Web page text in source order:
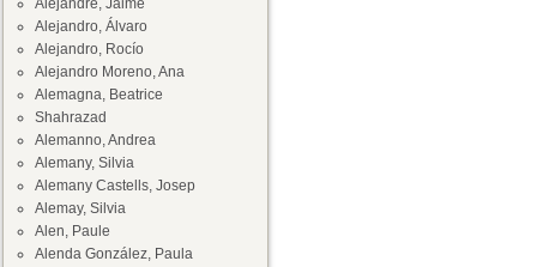
Alejandre, Jaime
Alejandro, Álvaro
Alejandro, Rocío
Alejandro Moreno, Ana
Alemagna, Beatrice
Shahrazad
Alemanno, Andrea
Alemany, Silvia
Alemany Castells, Josep
Alemay, Silvia
Alen, Paule
Alenda González, Paula